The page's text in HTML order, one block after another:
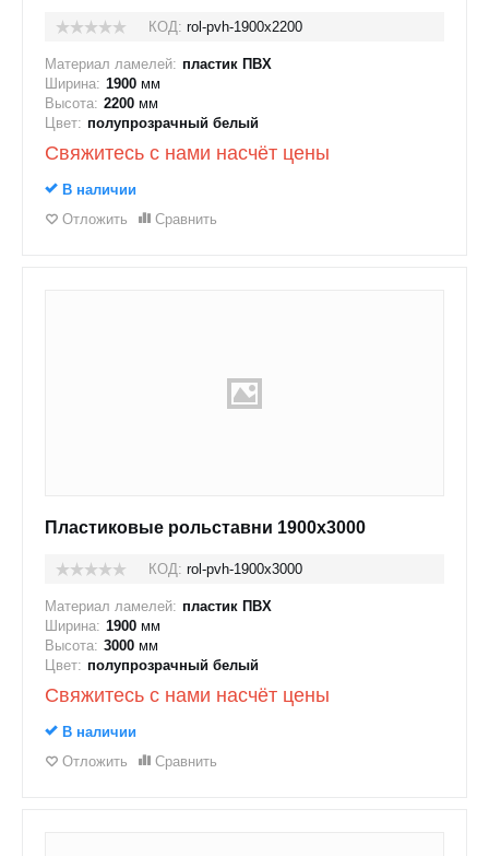
КОД: rol-pvh-1900x2200
Материал ламелей: пластик ПВХ
Ширина: 1900 мм
Высота: 2200 мм
Цвет: полупрозрачный белый
Свяжитесь с нами насчёт цены
В наличии
Отложить
Сравнить
Пластиковые рольставни 1900x3000
КОД: rol-pvh-1900x3000
Материал ламелей: пластик ПВХ
Ширина: 1900 мм
Высота: 3000 мм
Цвет: полупрозрачный белый
Свяжитесь с нами насчёт цены
В наличии
Отложить
Сравнить